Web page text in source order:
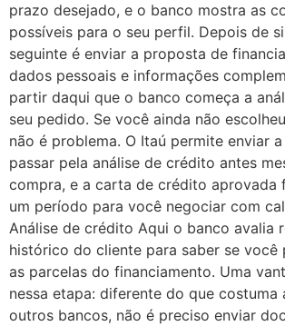
prazo desejado, e o banco mostra as
possíveis para o seu perfil. Depois de
seguinte é enviar a proposta de
dados pessoais e informações
partir daqui que o banco começa a
seu pedido. Se você ainda não
não é problema. O Itaú permite enviar
passar pela análise de crédito antes
compra, e a carta de crédito aprovada
um período para você negociar com
Análise de crédito Aqui o banco avalia
histórico do cliente para saber se você
as parcelas do financiamento. Uma
nessa etapa: diferente do que costuma
outros bancos, não é preciso enviar